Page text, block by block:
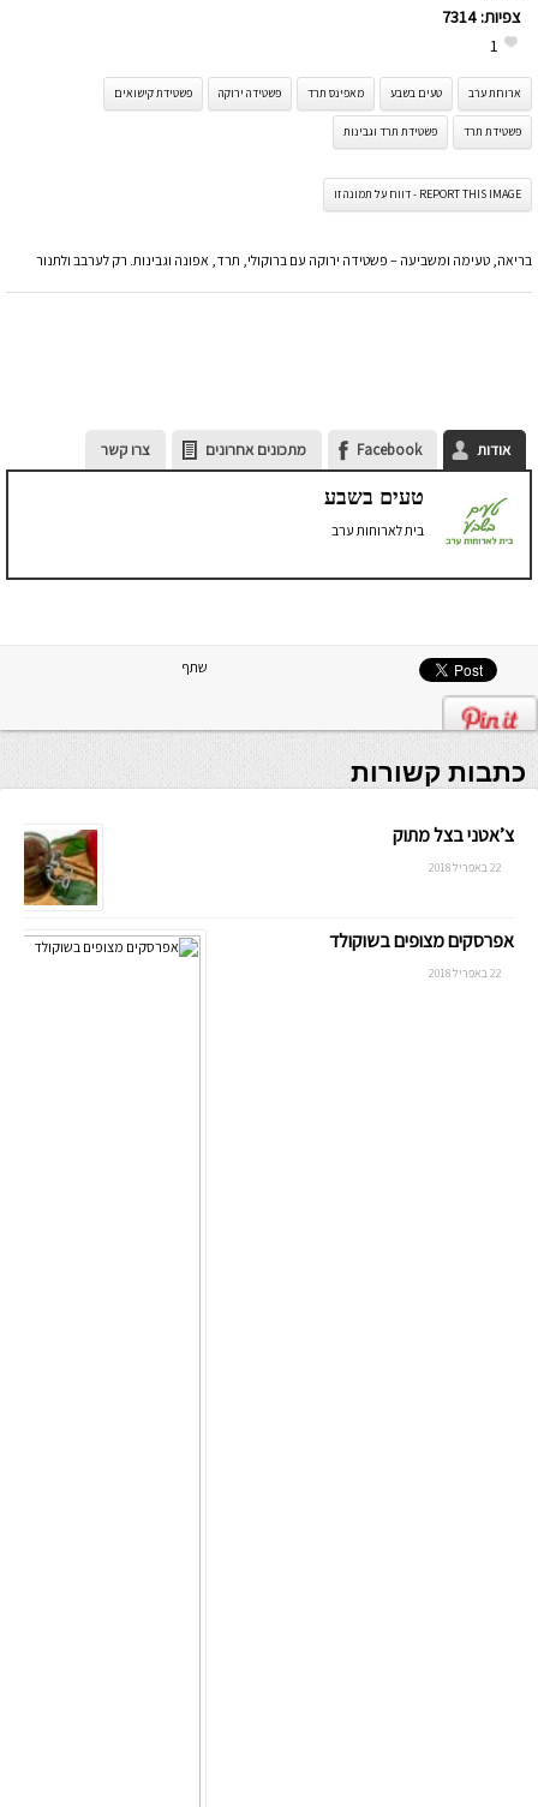
צפיות: 7314
1
ארוחת ערב טעים בשבע מאפינס תרד פשטידה ירוקה פשטידת קישואים
פשטידת תרד פשטידת תרד וגבינות
REPORT THIS IMAGE - דווח על תמונה זו
בריאה, טעימה ומשביעה – פשטידה ירוקה עם ברוקולי, תרד, אפונה וגבינות. רק לערבב ולתנור
אודות Facebook מתכונים אחרונים צרו קשר
טעים בשבע
בית לארוחות ערב
שתף
כתבות קשורות
צ’אטני בצל מתוק
22 באפריל 2018
אפרסקים מצופים בשוקולד
22 באפריל 2018